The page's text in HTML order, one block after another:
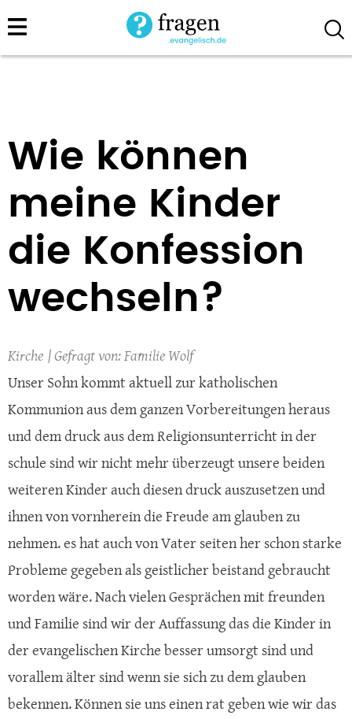
Direkt
zum
Wie können
meine Kinder
die Konfession
wechseln?
Kirche
Familie Wolf
Unser Sohn kommt aktuell zur katholischen
Kommunion aus dem ganzen Vorbereitungen heraus
und dem druck aus dem Religionsunterricht in der
schule sind wir nicht mehr überzeugt unsere beiden
weiteren Kinder auch diesen druck auszusetzen und
ihnen von vornherein die Freude am glauben zu
nehmen. es hat auch von Vater seiten her schon starke
Probleme gegeben als geistlicher beistand gebraucht
worden wäre. Nach vielen Gesprächen mit freunden
und Familie sind wir der Auffassung das die Kinder in
der evangelischen Kirche besser umsorgt sind und
vorallem älter sind wenn sie sich zu dem glauben
bekennen. Können sie uns einen rat geben wie wir das